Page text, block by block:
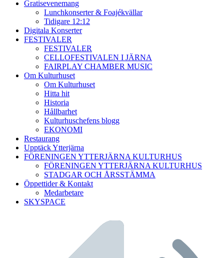
Gratisevenemang
Lunchkonserter & Foajékvällar
Tidigare 12:12
Digitala Konserter
FESTIVALER
FESTIVALER
CELLOFESTIVALEN I JÄRNA
FAIRPLAY CHAMBER MUSIC
Om Kulturhuset
Om Kulturhuset
Hitta hit
Historia
Hållbarhet
Kulturhuschefens blogg
EKONOMI
Restaurang
Upptäck Ytterjärna
FÖRENINGEN YTTERJÄRNA KULTURHUS
FÖRENINGEN YTTERJÄRNA KULTURHUS
STADGAR OCH ÅRSSTÄMMA
Öppettider & Kontakt
Medarbetare
SKYSPACE